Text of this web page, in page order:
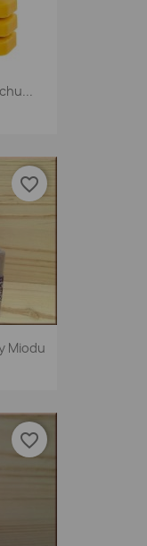
Miodu
favorite_border
favorite_border